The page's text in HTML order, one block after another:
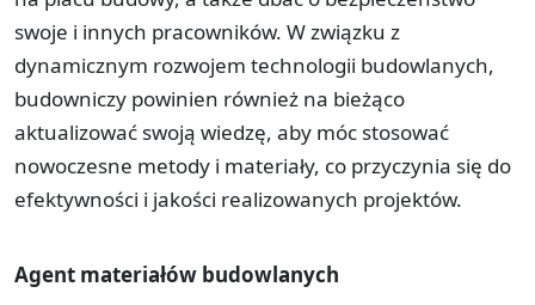
swoje i innych pracowników. W związku z
dynamicznym rozwojem technologii budowlanych,
budowniczy powinien również na bieżąco
aktualizować swoją wiedzę, aby móc stosować
nowoczesne metody i materiały, co przyczynia się do
efektywności i jakości realizowanych projektów.
Agent materiałów budowlanych